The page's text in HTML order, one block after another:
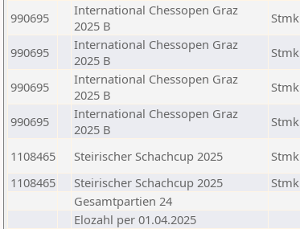
990695
International Chessopen Graz
2025 B
Stmk
990695
International Chessopen Graz
2025 B
Stmk
990695
International Chessopen Graz
2025 B
Stmk
990695
International Chessopen Graz
2025 B
Stmk
1108465 Steirischer Schachcup 2025 Stmk
1108465
Steirischer Schachcup 2025 Stmk
Gesamtpartien 24
Elozahl per 01.04.2025